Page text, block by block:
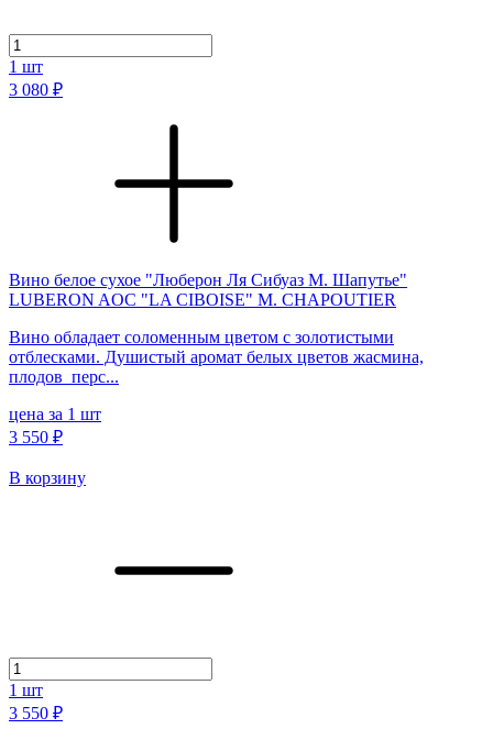
1 шт
3 080 ₽
Вино белое сухое "Люберон Ля Сибуаз М. Шапутье"
LUBERON AOC "LA CIBOISE" M. CHAPOUTIER
Вино обладает соломенным цветом с золотистыми
отблесками. Душистый аромат белых цветов жасмина,
плодов перс...
цена за 1 шт
3 550 ₽
В корзину
1 шт
3 550 ₽